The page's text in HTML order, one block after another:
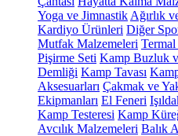
Yoga ve Jimnastik Ağırlık
Kardiyo Ürünleri Diğer
Mutfak Malzemeleri Termal
Pişirme Seti Kamp Buzluk
Demliği Kamp Tavası
Aksesuarları Çakmak ve
Ekipmanları El Feneri
Kamp Testeresi Kamp
Avcılık Malzemeleri Balık